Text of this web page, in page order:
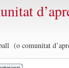
(o comunitat